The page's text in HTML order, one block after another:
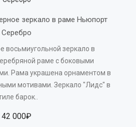
зеркало в раме Ньюпорт
Серебро
восьмиугольной зеркало в
раме с боковыми
Рама украшена орнаментом в
мотивами. Зеркало "Лидс" в
барок..
42 000₽